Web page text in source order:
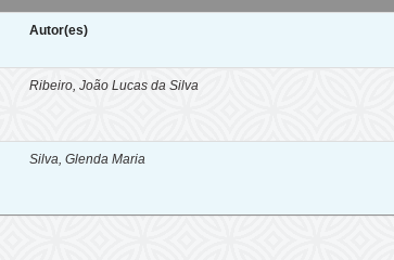
Autor(es)
Ribeiro, João Lucas da Silva
Silva, Glenda Maria